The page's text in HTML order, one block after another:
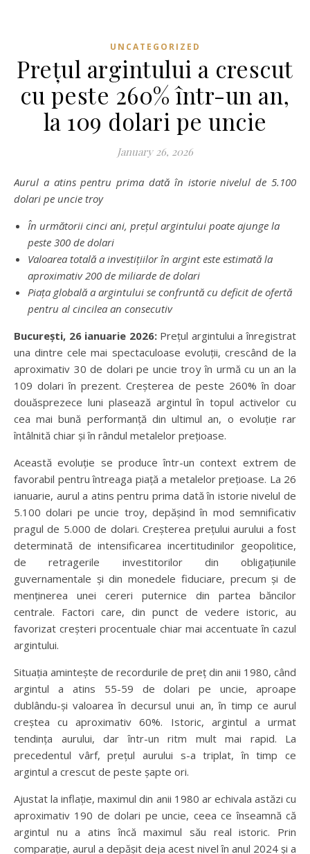
UNCATEGORIZED
Prețul argintului a crescut
cu peste 260% într-un an,
la 109 dolari pe uncie
January 26, 2026
Aurul a atins pentru prima dată în istorie nivelul de 5.100
dolari pe uncie troy
În următorii cinci ani, prețul argintului poate ajunge la
peste 300 de dolari
Valoarea totală a investițiilor în argint este estimată la
aproximativ 200 de miliarde de dolari
Piața globală a argintului se confruntă cu deficit de ofertă
pentru al cincilea an consecutiv
București, 26 ianuarie 2026: Prețul argintului a înregistrat
una dintre cele mai spectaculoase evoluții, crescând de la
aproximativ 30 de dolari pe uncie troy în urmă cu un an la
109 dolari în prezent. Creșterea de peste 260% în doar
douăsprezece luni plasează argintul în topul activelor cu
cea mai bună performanță din ultimul an, o evoluție rar
întâlnită chiar și în rândul metalelor prețioase.
Această evoluție se produce într-un context extrem de
favorabil pentru întreaga piață a metalelor prețioase. La 26
ianuarie, aurul a atins pentru prima dată în istorie nivelul de
5.100 dolari pe uncie troy, depășind în mod semnificativ
pragul de 5.000 de dolari. Creșterea prețului aurului a fost
determinată de intensificarea incertitudinilor geopolitice,
de retragerile investitorilor din obligațiunile
guvernamentale și din monedele fiduciare, precum și de
menținerea unei cereri puternice din partea băncilor
centrale. Factori care, din punct de vedere istoric, au
favorizat creșteri procentuale chiar mai accentuate în cazul
argintului.
Situația amintește de recordurile de preț din anii 1980, când
argintul a atins 55-59 de dolari pe uncie, aproape
dublându-și valoarea în decursul unui an, în timp ce aurul
creștea cu aproximativ 60%. Istoric, argintul a urmat
tendința aurului, dar într-un ritm mult mai rapid. La
precedentul vârf, prețul aurului s-a triplat, în timp ce
argintul a crescut de peste șapte ori.
Ajustat la inflație, maximul din anii 1980 ar echivala astăzi cu
aproximativ 190 de dolari pe uncie, ceea ce înseamnă că
argintul nu a atins încă maximul său real istoric. Prin
comparație, aurul a depășit deja acest nivel în anul 2024 și a